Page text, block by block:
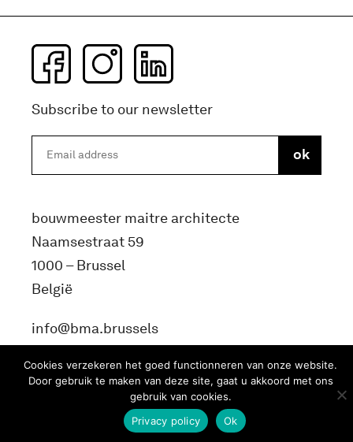
Subscribe to our newsletter
bouwmeester maitre architecte
Naamsestraat 59
1000 – Brussel
België
info@bma.brussels
Cookies verzekeren het goed functionneren van onze website.
Door gebruik te maken van deze site, gaat u akkoord met ons
gebruik van cookies.
Ok
Privacy policy